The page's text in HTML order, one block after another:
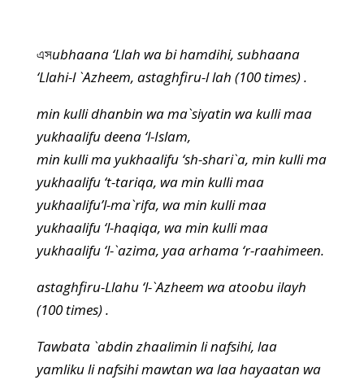
এসubhaana ‘Llah wa bi hamdihi, subhaana
‘Llahi-l `Azheem, astaghfiru-l lah (100 times) .
min kulli dhanbin wa ma`siyatin wa kulli maa
yukhaalifu deena ‘l-Islam,
min kulli ma yukhaalifu ‘sh-shari`a, min kulli ma
yukhaalifu ‘t-tariqa, wa min kulli maa
yukhaalifu’l-ma`rifa, wa min kulli maa
yukhaalifu ‘l-haqiqa, wa min kulli maa
yukhaalifu ‘l-`azima, yaa arhama ‘r-raahimeen.
astaghfiru-Llahu ‘l-`Azheem wa atoobu ilayh
(100 times) .
Tawbata `abdin zhaalimin li nafsihi, laa
yamliku li nafsihi mawtan wa laa hayaatan wa